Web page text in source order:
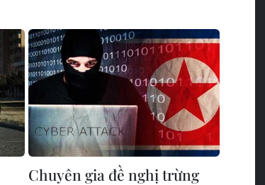
Chuyên gia đề nghị trừng